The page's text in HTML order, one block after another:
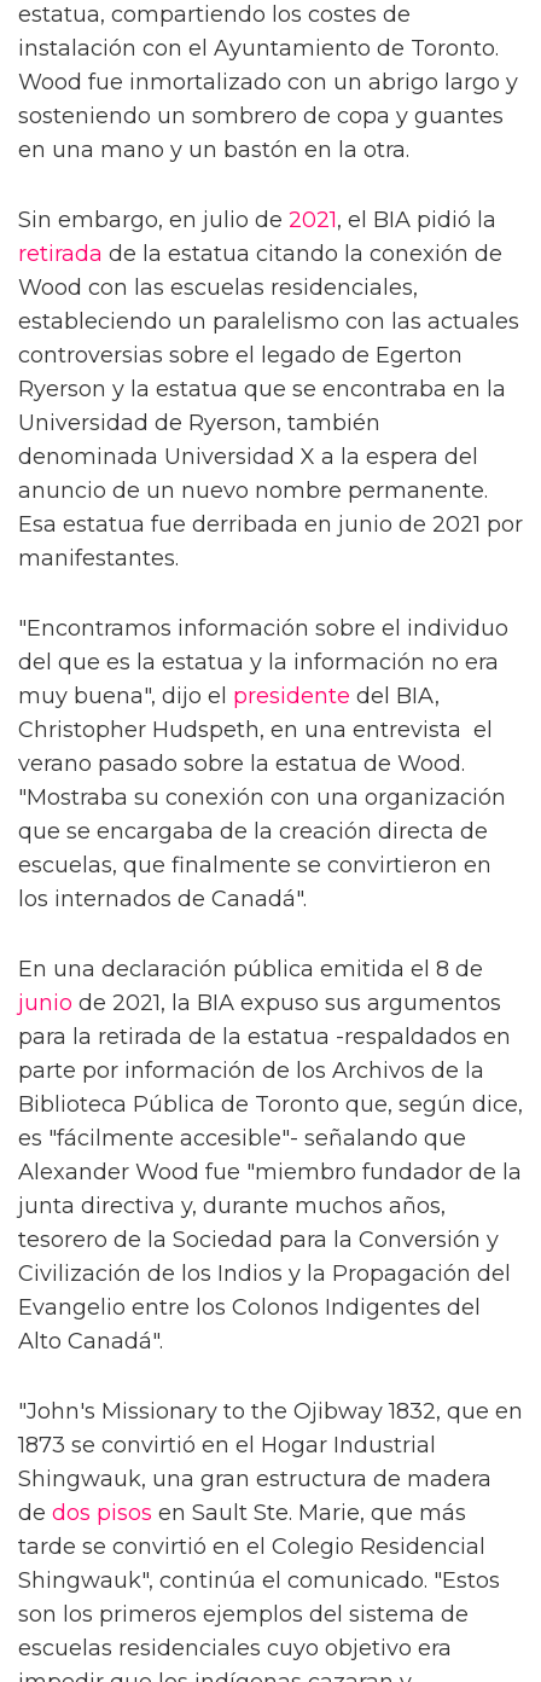
estatua, compartiendo los costes de
instalación con el Ayuntamiento de Toronto.
Wood fue inmortalizado con un abrigo largo y
sosteniendo un sombrero de copa y guantes
en una mano y un bastón en la otra.
Sin embargo, en julio de 2021, el BIA pidió la
retirada de la estatua citando la conexión de
Wood con las escuelas residenciales,
estableciendo un paralelismo con las actuales
controversias sobre el legado de Egerton
Ryerson y la estatua que se encontraba en la
Universidad de Ryerson, también
denominada Universidad X a la espera del
anuncio de un nuevo nombre permanente.
Esa estatua fue derribada en junio de 2021 por
manifestantes.
"Encontramos información sobre el individuo
del que es la estatua y la información no era
muy buena", dijo el presidente del BIA,
Christopher Hudspeth, en una entrevista el
verano pasado sobre la estatua de Wood.
"Mostraba su conexión con una organización
que se encargaba de la creación directa de
escuelas, que finalmente se convirtieron en
los internados de Canadá".
En una declaración pública emitida el 8 de
junio de 2021, la BIA expuso sus argumentos
para la retirada de la estatua -respaldados en
parte por información de los Archivos de la
Biblioteca Pública de Toronto que, según dice,
es "fácilmente accesible"- señalando que
Alexander Wood fue "miembro fundador de la
junta directiva y, durante muchos años,
tesorero de la Sociedad para la Conversión y
Civilización de los Indios y la Propagación del
Evangelio entre los Colonos Indigentes del
Alto Canadá".
"John's Missionary to the Ojibway 1832, que en
1873 se convirtió en el Hogar Industrial
Shingwauk, una gran estructura de madera
de dos pisos en Sault Ste. Marie, que más
tarde se convirtió en el Colegio Residencial
Shingwauk", continúa el comunicado. "Estos
son los primeros ejemplos del sistema de
escuelas residenciales cuyo objetivo era